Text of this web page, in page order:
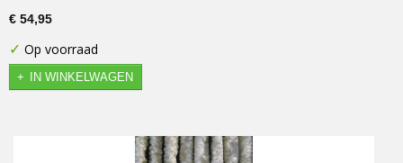
€ 54,95
✓ Op voorraad
IN WINKELWAGEN